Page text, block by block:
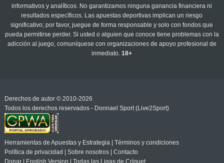
informativos y analíticos. No garantizamos ninguna ganancia financiera ni
resultados específicos. Las apuestas deportivas implican un riesgo
significativo; por favor, juegue de forma responsable y solo con fondos que
pueda permitirse perder. Si usted o alguien que conoce tiene problemas con la
adicción al juego, comuníquese con organizaciones de apoyo profesional de
inmediato.18+
Derechos de autor © 2010-2026
Todos los derechos reservados - Donnael Sport (Live2Sport)
Herramientas de Apuestas y Estrategia| Términos y condiciones
Política de privacidad
Sobre nosotros| Contacto